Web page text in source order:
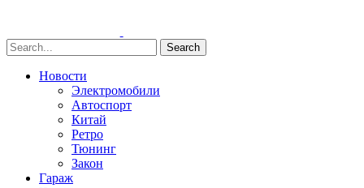
Search
Новости
Электромобили
Автоспорт
Китай
Ретро
Тюнинг
Закон
Гараж